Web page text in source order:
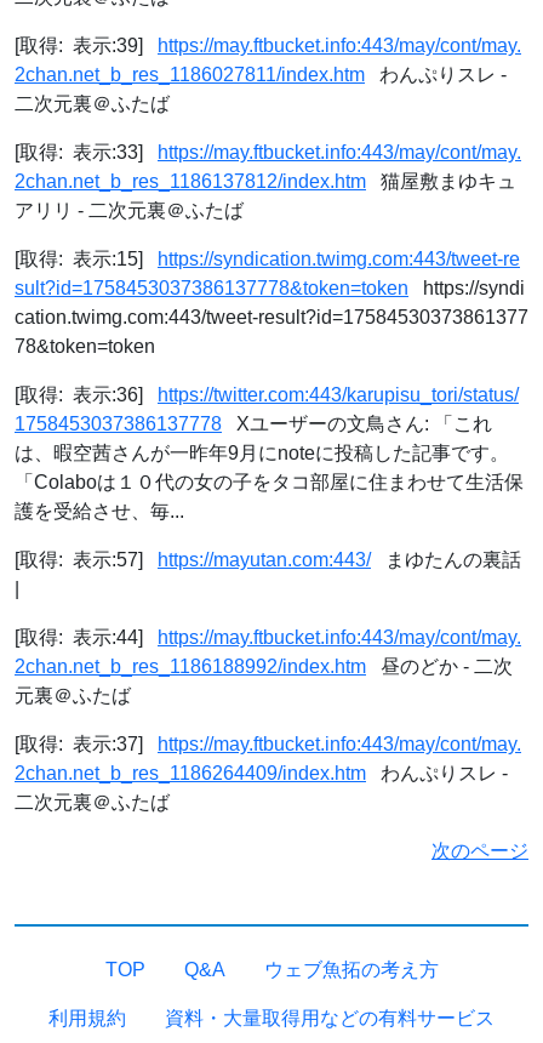
[取得: 表示:39]
https://may.ftbucket.info:443/may/cont/may.
2chan.net_b_res_1186027811/index.htm わんぷりスレ -
二次元裏＠ふたば
[取得: 表示:33]
https://may.ftbucket.info:443/may/cont/may.
2chan.net_b_res_1186137812/index.htm 猫屋敷まゆキュ
アリリ - 二次元裏＠ふたば
[取得: 表示:15]
https://syndication.twimg.com:443/tweet-re
sult?id=1758453037386137778&token=token https://syndi
cation.twimg.com:443/tweet-result?id=17584530373861377
78&token=token
[取得: 表示:36]
https://twitter.com:443/karupisu_tori/status/
1758453037386137778 Xユーザーの文鳥さん: 「これ
は、暇空茜さんが一昨年9月にnoteに投稿した記事です。
「Colaboは１０代の女の子をタコ部屋に住まわせて生活保
護を受給させ、毎...
[取得: 表示:57] https://mayutan.com:443/まゆたんの裏話
[取得: 表示:44]
https://may.ftbucket.info:443/may/cont/may.
2chan.net_b_res_1186188992/index.htm 昼のどか - 二次
元裏＠ふたば
[取得: 表示:37]
https://may.ftbucket.info:443/may/cont/may.
2chan.net_b_res_1186264409/index.htm わんぷりスレ -
二次元裏＠ふたば
次のページ
TOP Q&A ウェブ魚拓の考え方
利用規約 資料・大量取得用などの有料サービス